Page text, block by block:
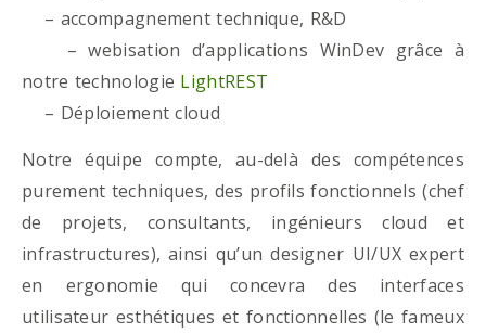
– accompagnement technique, R&D
– webisation d’applications WinDev grâce à
notre technologie LightREST
– Déploiement cloud
Notre équipe compte, au-delà des compétences
purement techniques, des profils fonctionnels (chef
de projets, consultants, ingénieurs cloud et
infrastructures), ainsi qu’un designer UI/UX expert
en ergonomie qui concevra des interfaces
utilisateur esthétiques et fonctionnelles (le fameux